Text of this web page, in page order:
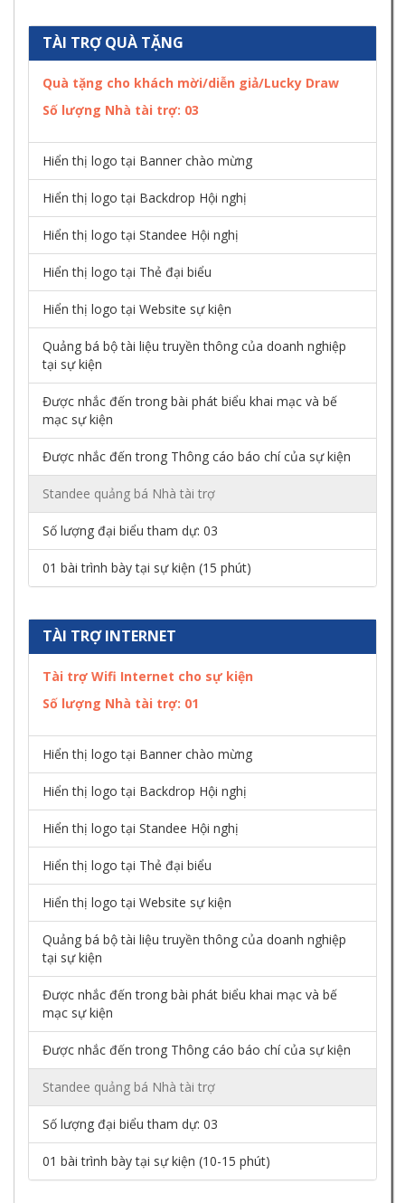
TÀI TRỢ QUÀ TẶNG
Quà tặng cho khách mời/diễn giả/Lucky Draw
Số lượng Nhà tài trợ: 03
Hiển thị logo tại Banner chào mừng
Hiển thị logo tại Backdrop Hội nghị
Hiển thị logo tại Standee Hội nghị
Hiển thị logo tại Thẻ đại biểu
Hiển thị logo tại Website sự kiện
Quảng bá bộ tài liệu truyền thông của doanh nghiệp
tại sự kiện
Được nhắc đến trong bài phát biểu khai mạc và bế
mạc sự kiện
Được nhắc đến trong Thông cáo báo chí của sự kiện
Standee quảng bá Nhà tài trợ
Số lượng đại biểu tham dự: 03
01 bài trình bày tại sự kiện (15 phút)
TÀI TRỢ INTERNET
Tài trợ Wifi Internet cho sự kiện
Số lượng Nhà tài trợ: 01
Hiển thị logo tại Banner chào mừng
Hiển thị logo tại Backdrop Hội nghị
Hiển thị logo tại Standee Hội nghị
Hiển thị logo tại Thẻ đại biểu
Hiển thị logo tại Website sự kiện
Quảng bá bộ tài liệu truyền thông của doanh nghiệp
tại sự kiện
Được nhắc đến trong bài phát biểu khai mạc và bế
mạc sự kiện
Được nhắc đến trong Thông cáo báo chí của sự kiện
Standee quảng bá Nhà tài trợ
Số lượng đại biểu tham dự: 03
01 bài trình bày tại sự kiện (10-15 phút)